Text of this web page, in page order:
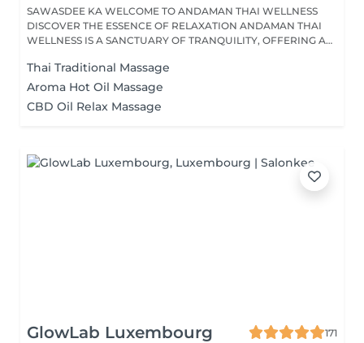
SAWASDEE KA WELCOME TO ANDAMAN THAI WELLNESS
DISCOVER THE ESSENCE OF RELAXATION ANDAMAN THAI
WELLNESS IS A SANCTUARY OF TRANQUILITY, OFFERING A
Thai Traditional Massage
Aroma Hot Oil Massage
CBD Oil Relax Massage
GlowLab Luxembourg
171